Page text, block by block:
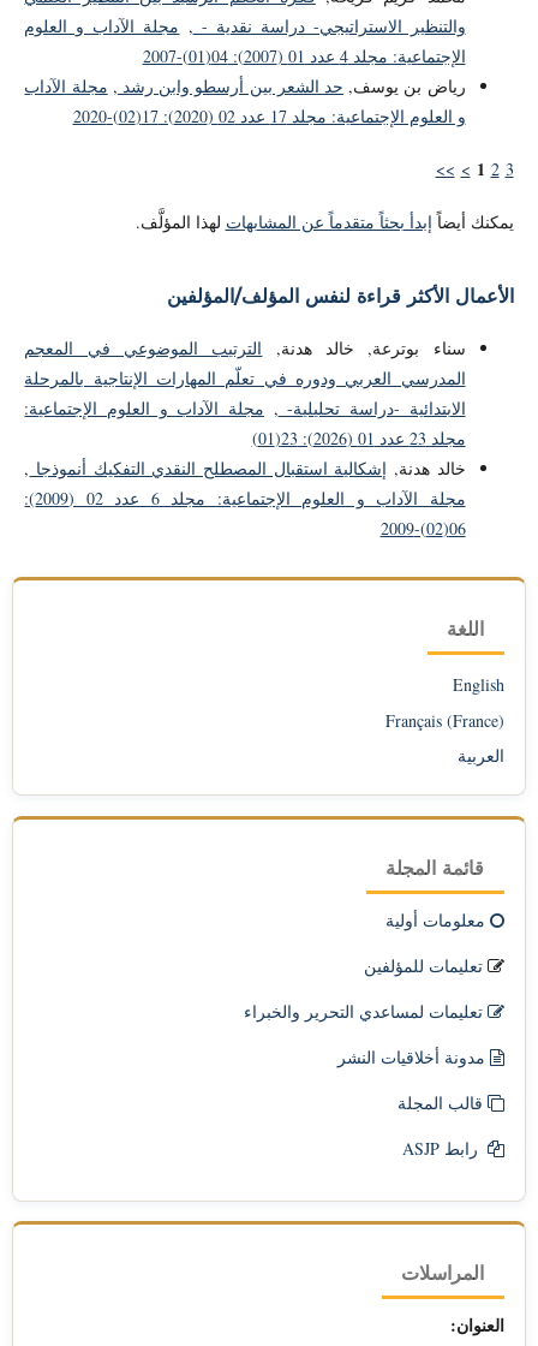
والتنظير الاستراتيجي- دراسة نقدية - , مجلة الآداب و العلوم
الإجتماعية: مجلد 4 عدد 01 (2007): 04(01)-2007
رياض بن يوسف, حد الشعر بين أرسطو وابن رشد , مجلة الآداب
و العلوم الإجتماعية: مجلد 17 عدد 02 (2020): 17(02)-2020
1 2 3
>
>>
يمكنك أيضاً إبدأ بحثاً متقدماً عن المشابهات لهذا المؤلَّف.
الأعمال الأكثر قراءة لنفس المؤلف/المؤلفين
سناء بوترعة, خالد هدنة, الترتيب الموضوعي في المعجم
المدرسي العربي ودوره في تعلّم المهارات الإنتاجية بالمرحلة
الابتدائية -دراسة تحليلية- , مجلة الآداب و العلوم الإجتماعية:
مجلد 23 عدد 01 (2026): 23(01)
خالد هدنة, إشكالية استقبال المصطلح النقدي التفكيك أنموذجا ,
مجلة الآداب و العلوم الإجتماعية: مجلد 6 عدد 02 (2009):
06(02)-2009
اللغة
English
Français (France)
العربية
قائمة المجلة
معلومات أولية
تعليمات للمؤلفين
تعليمات لمساعدي التحرير والخبراء
مدونة أخلاقيات النشر
قالب المجلة
رابط ASJP
المراسلات
العنوان: